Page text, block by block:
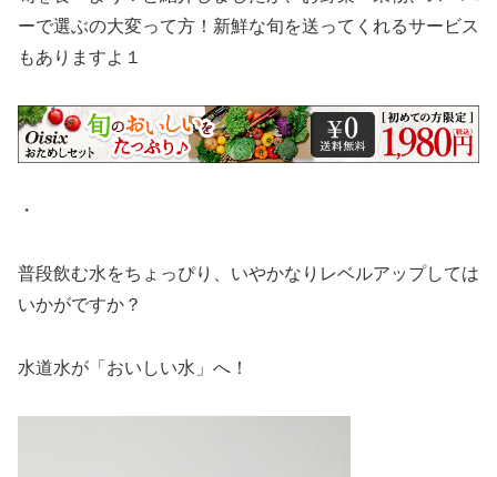
ーで選ぶの大変って方！新鮮な旬を送ってくれるサービス
もありますよ１
・
普段飲む水をちょっぴり、いやかなりレベルアップしては
いかがですか？
水道水が「おいしい水」へ！